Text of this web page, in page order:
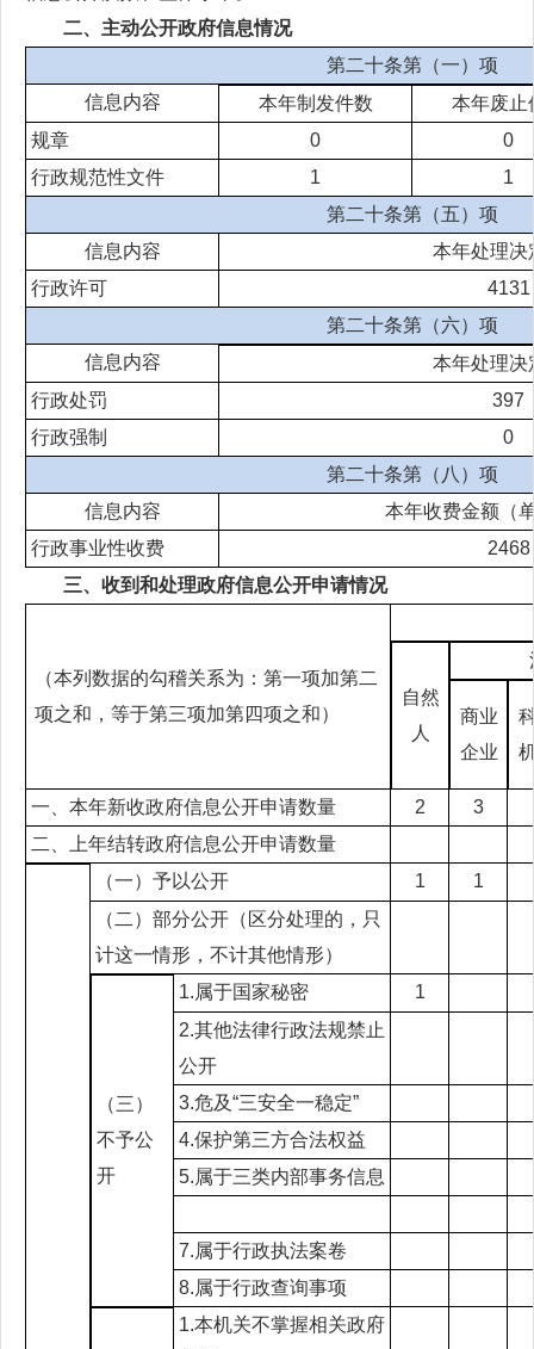
二、主动公开政府信息情况
第二十条第（一）项
信息内容
本年制发件数
本年废止
规章
0
0
行政规范性文件
1
1
第二十条第（五）项
信息内容
本年处理决
行政许可
4131
第二十条第（六）项
信息内容
本年处理决
行政处罚
397
行政强制
0
第二十条第（八）项
信息内容
本年收费金额（
行政事业性收费
2468
三、收到和处理政府信息公开申请情况
（本列数据的勾稽关系为：第一项加第二
项之和，等于第三项加第四项之和）
自然
人
商业
企业
一、本年新收政府信息公开申请数量 2
3
二、上年结转政府信息公开申请数量
（一）予以公开 1
1
（二）部分公开（区分处理的，只
计这一情形，不计其他情形）
（三）
不予公
开
1.属于国家秘密
1
2.其他法律行政法规禁止
公开
3.危及“三安全一稳定”
4.保护第三方合法权益
5.属于三类内部事务信息
7.属于行政执法案卷
8.属于行政查询事项
1.本机关不掌握相关政府